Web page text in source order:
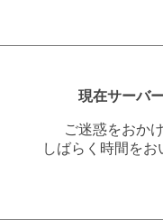
現在サーバ
ご迷惑をおか
しばらく時間を